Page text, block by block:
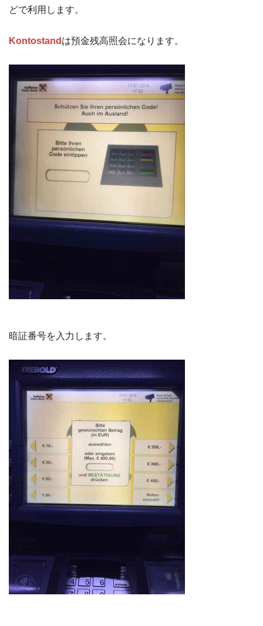
どで利用します。
Kontostand は預金残高照会になります。
暗証番号を入力します。